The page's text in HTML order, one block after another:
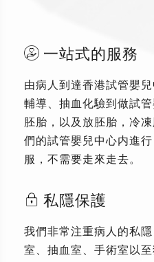
一站式的服務
由病人到達香港試管嬰
輔導、抽血化驗到做試
胚胎，以及放胚胎，冷
們的試管嬰兒中心内進
服，不需要走來走去。
私隱保護
我們非常注重病人的私
室、抽血室、手術室以